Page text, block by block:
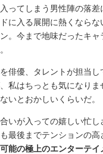
ってしまう男性陣の落差
に入る展開に熱くならな
。今まで地味だったキャ
俳優、タレントが担当し
私はちっとも気になり
いとおかしいくらいだ。
いが入っての嬉しい忙し
最後までテンションの高
能の極上のエンターテイ